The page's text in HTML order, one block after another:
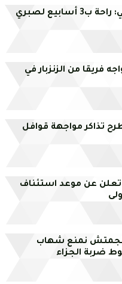
النادي الصفاقسي: راحة ب3 أسابيع لصبري
فريقا من الزنزبار في
تذاكر مواجهة قوافل
تعلن عن موعد استئناف
نجمتش نمنع شهاب
ضربة الجزاء